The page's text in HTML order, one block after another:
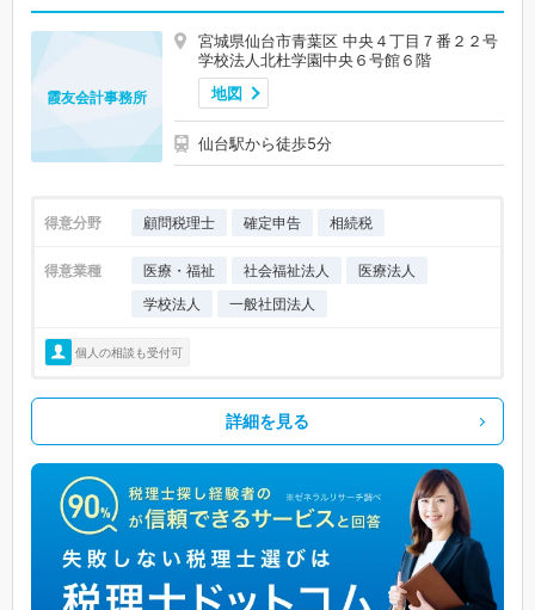
宮城県仙台市青葉区 中央４丁目７番２２号
学校法人北杜学園中央６号館６階
地図
仙台駅から徒歩5分
霞友会計事務所
得意分野 顧問税理士 確定申告 相続税
得意業種 医療・福祉 社会福祉法人
医療法人
学校法人
一般社団法人
個人の相談も受付可
詳細を見る